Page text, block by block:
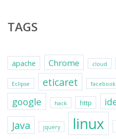
TAGS
apache Chrome cloud
Eclipse eticaret facebook
google hack http
Java jquery linux